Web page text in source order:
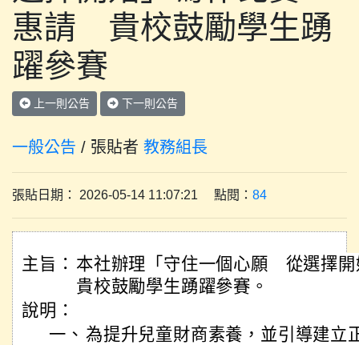
惠請 貴校鼓勵學生踴
躍參賽
上一則公告 下一則公告
一般公告 / 張貼者 教務組長
張貼日期： 2026-05-14 11:07:21 點閱： 84
主旨： 本社辦理「守住一個心願 從選擇
貴校鼓勵學生踴躍參賽。
說明：
一、 為提升兒童財商素養，並引導建立